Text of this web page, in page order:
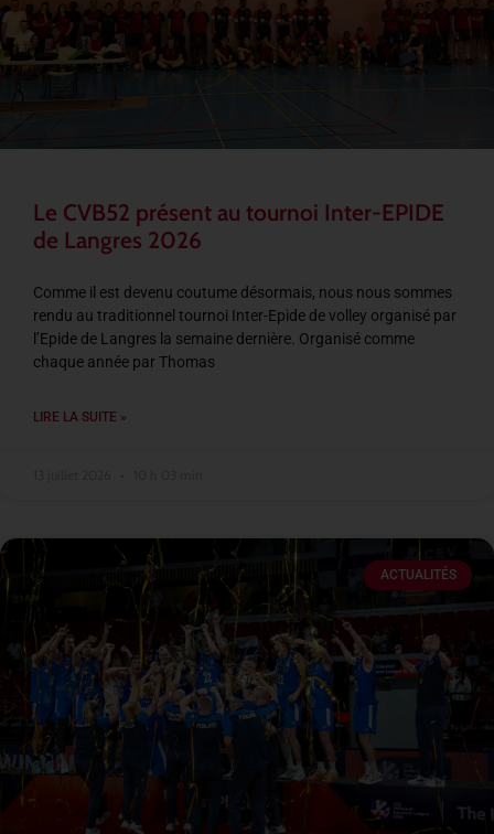
Le CVB52 présent au tournoi Inter-EPIDE
de Langres 2026
Comme il est devenu coutume désormais, nous nous sommes
rendu au traditionnel tournoi Inter-Epide de volley organisé par
l’Epide de Langres la semaine dernière. Organisé comme
chaque année par Thomas
LIRE LA SUITE »
ACTUALITÉS